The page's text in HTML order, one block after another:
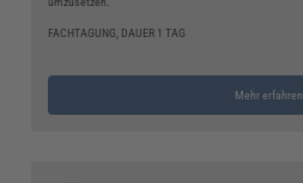
FACHTAGUNG, DAUER 1 TAG
Mehr erfahren